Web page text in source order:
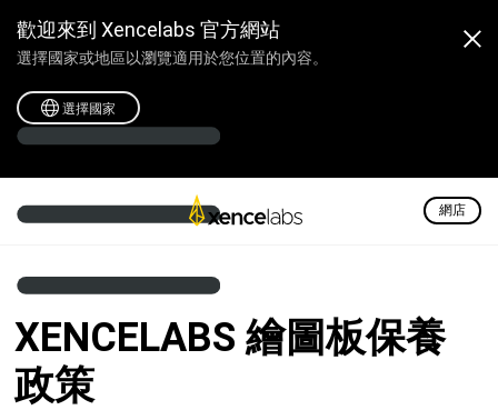
歡迎來到 Xencelabs 官方網站
選擇國家或地區以瀏覽適用於您位置的內容。
選擇國家
網店
XENCELABS 繪圖板保養
政策